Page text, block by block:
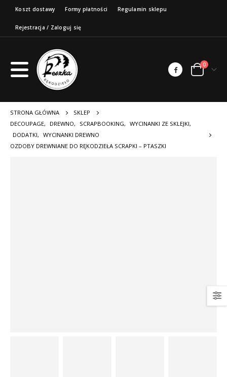
Koszt dostawy Formy płatności Regulamin sklepu
Rejestracja / Zaloguj się
0
STRONA GŁÓWNA
SKLEP
DECOUPAGE, DREWNO, SCRAPBOOKING, WYCINANKI ZE SKLEJKI,
DODATKI, WYCINANKI DREWNO
OZDOBY DREWNIANE DO RĘKODZIEŁA SCRAPKI – PTASZKI